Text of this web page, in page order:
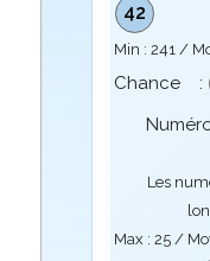
42
Min : 241/
Chance :
Les
Max : 25/